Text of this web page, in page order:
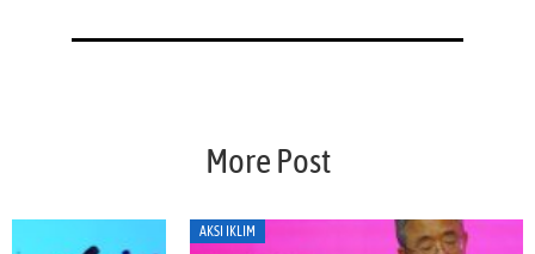
More Post